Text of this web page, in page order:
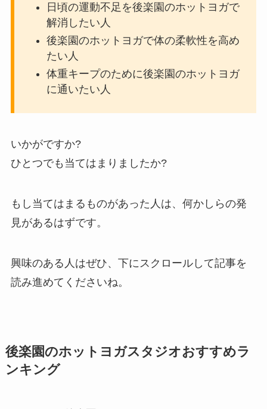
日頃の運動不足を後楽園のホットヨガで
解消したい人
後楽園のホットヨガで体の柔軟性を高め
たい人
体重キープのために後楽園のホットヨガ
に通いたい人
いかがですか?
ひとつでも当てはまりましたか?
もし当てはまるものがあった人は、何かしらの発
見があるはずです。
興味のある人はぜひ、下にスクロールして記事を
読み進めてくださいね。
後楽園のホットヨガスタジオおすすめラ
ンキング